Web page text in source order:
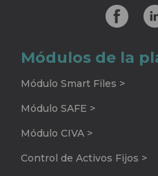
Módulos de la
Módulo Smart Files >
Módulo SAFE >
Módulo CIVA >
Control de Activos Fijos >